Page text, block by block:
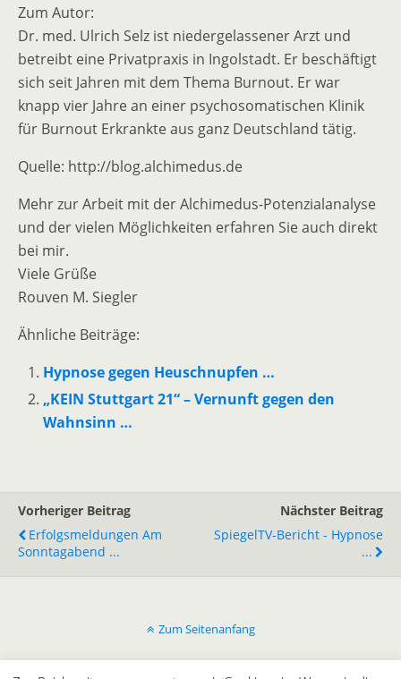
Zum Autor:
Dr. med. Ulrich Selz ist niedergelassener Arzt und
betreibt eine Privatpraxis in Ingolstadt. Er beschäftigt
sich seit Jahren mit dem Thema Burnout. Er war
knapp vier Jahre an einer psychosomatischen Klinik
für Burnout Erkrankte aus ganz Deutschland tätig.
Quelle: http://blog.alchimedus.de
Mehr zur Arbeit mit der Alchimedus-Potenzialanalyse
und der vielen Möglichkeiten erfahren Sie auch direkt
bei mir.
Viele Grüße
Rouven M. Siegler
Ähnliche Beiträge:
Hypnose gegen Heuschnupfen …
„KEIN Stuttgart 21“ – Vernunft gegen den
Wahnsinn …
Vorheriger Beitrag
Erfolgsmeldungen Am
Sonntagabend ...
Nächster Beitrag
SpiegelTV-Bericht - Hypnose
...
Zum Seitenanfang
Desktop